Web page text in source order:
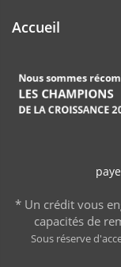
Accueil
* Un crédit vous
capacités de
Sous réserve